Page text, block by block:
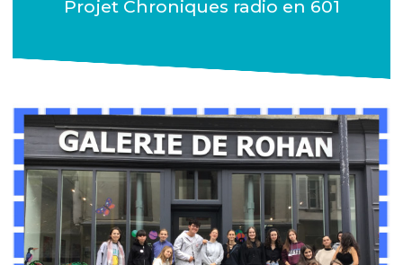
Projet Chroniques radio en 601